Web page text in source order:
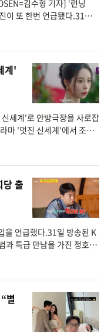
김수형 기자] ‘런닝
이 또 한번 언급됐다.31일
계'
세계'로 안방극장을 사로잡
마 '멋진 신세계'에서 조선
출
을 언급했다.31일 방송된 K
과 특급 만남을 가진 정호영
별